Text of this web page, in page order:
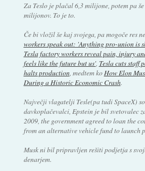
Za Teslo je plačal 6,3 milijone, potem pa
milijonov. To je to.
Če bi vložil še kaj svojega, pa mogoče res
workers speak out: 'Anything pro-union is
Tesla factory workers reveal pain, injury
feels like the future but us', Tesla cuts staff
halts production, medtem koHow Elon
During a Historic Economic Crash.
Največji vlagatelji Tesle(pa tudi SpaceX)
davkoplačevalci, Epstein je bil svetovalec
2009, the government agreed to loan the
from an alternative vehicle fund to launch
Musk ni bil pripravljen rešiti podjetja s
denarjem.